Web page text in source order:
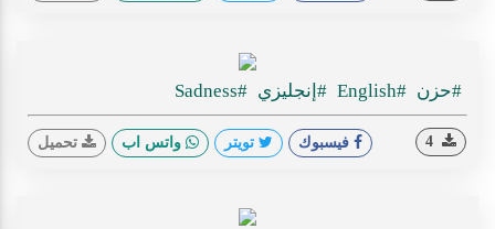
#حزن #English #إنجليزي #Sadness
فيسبوك تويتر واتس اب تحميل